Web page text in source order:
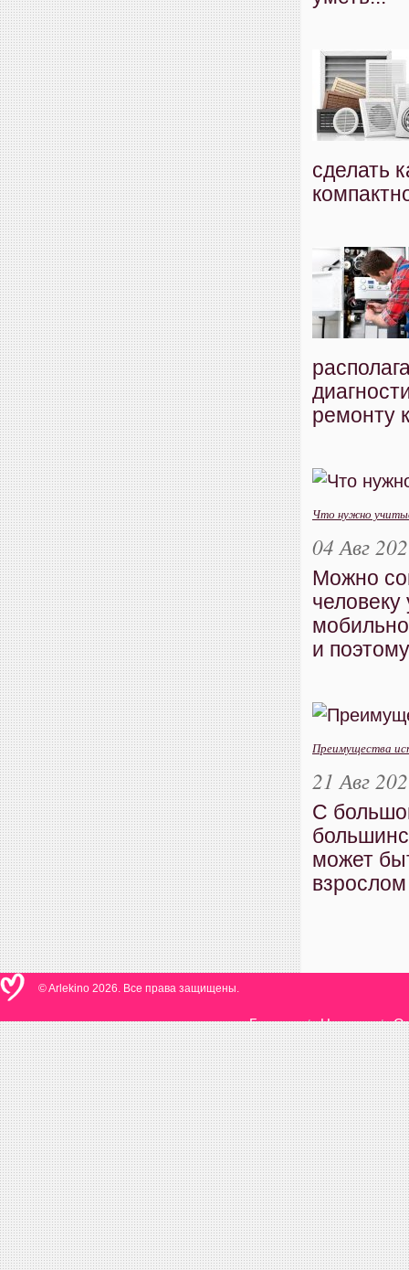
сделать
ремонту
Что нужно
04 Авг
Можно
и
Преимущества
21 Авг
С
может
© Arlekino 2026. Все права защищены.
Главная / Новости / О